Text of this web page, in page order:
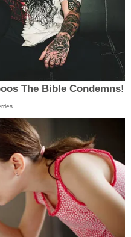
The Bible Condemns!